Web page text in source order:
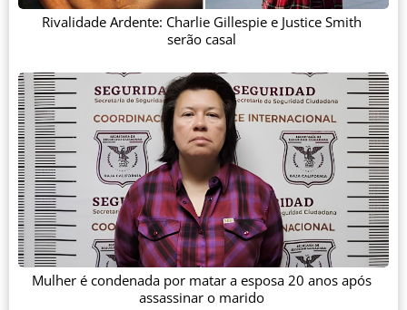
Rivalidade Ardente: Charlie Gillespie e Justice Smith
serão casal
Mulher é condenada por matar a esposa 20 anos após
assassinar o marido